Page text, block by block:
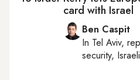
card with Israel
Ben Caspit
In Tel Aviv,
security,